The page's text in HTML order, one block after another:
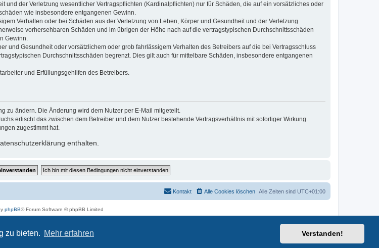
zu bieten. Mehr erfahren Verstanden!
und der Verletzung wesentlicher Vertragspflichten (Kardinalpflichten) nur für Schäden, die auf ein vorsätzliches oder
wie insbesondere entgangenen Gewinn.
Verhalten oder bei Schäden aus der Verletzung von Leben, Körper und Gesundheit und der Verletzung
vorhersehbaren Schäden und im übrigen der Höhe nach auf die vertragstypischen Durchschnittsschäden
Gewinn.
und Gesundheit oder vorsätzlichem oder grob fahrlässigem Verhalten des Betreibers auf die bei Vertragsschluss
Durchschnittsschäden begrenzt. Dies gilt auch für mittelbare Schäden, insbesondere entgangenen
und Erfüllungsgehilfen des Betreibers.
zu ändern. Die Änderung wird dem Nutzer per E-Mail mitgeteilt.
erlischt das zwischen dem Betreiber und dem Nutzer bestehende Vertragsverhältnis mit sofortiger Wirkung.
zugestimmt hat.
enthalten.
Alle Zeiten sind UTC+01:00
Alle Cookies löschen
Kontakt
phpBB® Forum Software © phpBB Limited